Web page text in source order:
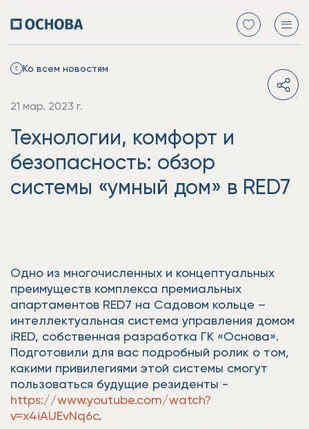
Ко всем новостям
21 мар. 2023 г.
Технологии, комфорт и
безопасность: обзор
системы «умный дом» в RED7
Одно из многочисленных и концептуальных
преимуществ комплекса премиальных
апартаментов RED7 на Садовом кольце –
интеллектуальная система управления домом
iRED, собственная разработка ГК «Основа».
Подготовили для вас подробный ролик о том,
какими привилегиями этой системы смогут
пользоваться будущие резиденты -
https://www.youtube.com/watch?
v=x4iAUEvNq6c.